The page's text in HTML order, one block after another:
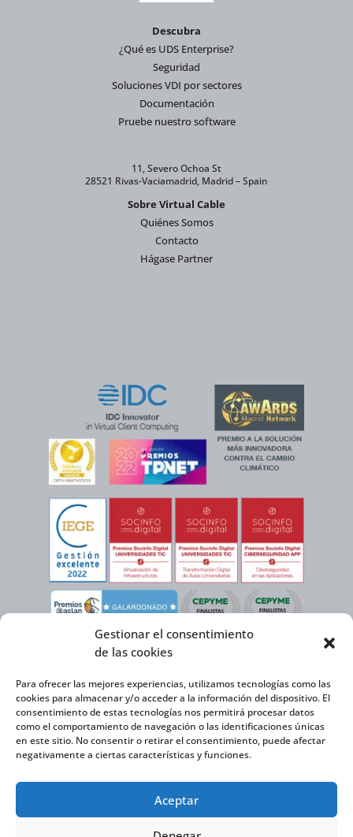
Gestionar el consentimiento
de las cookies
Para ofrecer las mejores experiencias, utilizamos tecnologías como las
cookies para almacenar y/o acceder a la información del dispositivo. El
consentimiento de estas tecnologías nos permitirá procesar datos
como el comportamiento de navegación o las identificaciones únicas
en este sitio. No consentir o retirar el consentimiento, puede afectar
negativamente a ciertas características y funciones.
Aceptar
Descubra
¿Qué es UDS Enterprise?
Seguridad
Soluciones VDI por sectores
Documentación
Pruebe nuestro software
11, Severo Ochoa St
28521 Rivas-Vaciamadrid, Madrid – Spain
Sobre Virtual Cable
Quiénes Somos
Contacto
Hágase Partner
Instituto Español de Comercio Exterior y la cofinanciación del FEDER para
desarrollar su Plan de Expansión Internacional 2020-2025.